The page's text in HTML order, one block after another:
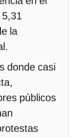
la
donde casi
públicos